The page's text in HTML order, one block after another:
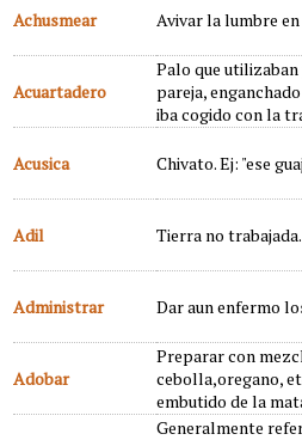
Achusmear Avivar la lumbre
Acuartadero
Palo que
pareja,
iba cogido con la
Acusica Chivato. Ej: "ese
Adil Tierra no trabajada.
Administrar Dar aun enfermo
Adobar
Preparar con
cebolla,oregano,
embutido de la
Generalmente